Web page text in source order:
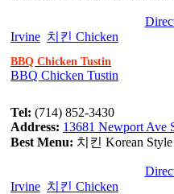
Irvine 치킨 Chicken
BBQ Chicken Tustin
BBQ Chicken Tustin
Tel: (714) 852-3430
Address: 13681 Newport Ave
Best Menu: 치킨 Korean
Irvine 치킨 Chicken